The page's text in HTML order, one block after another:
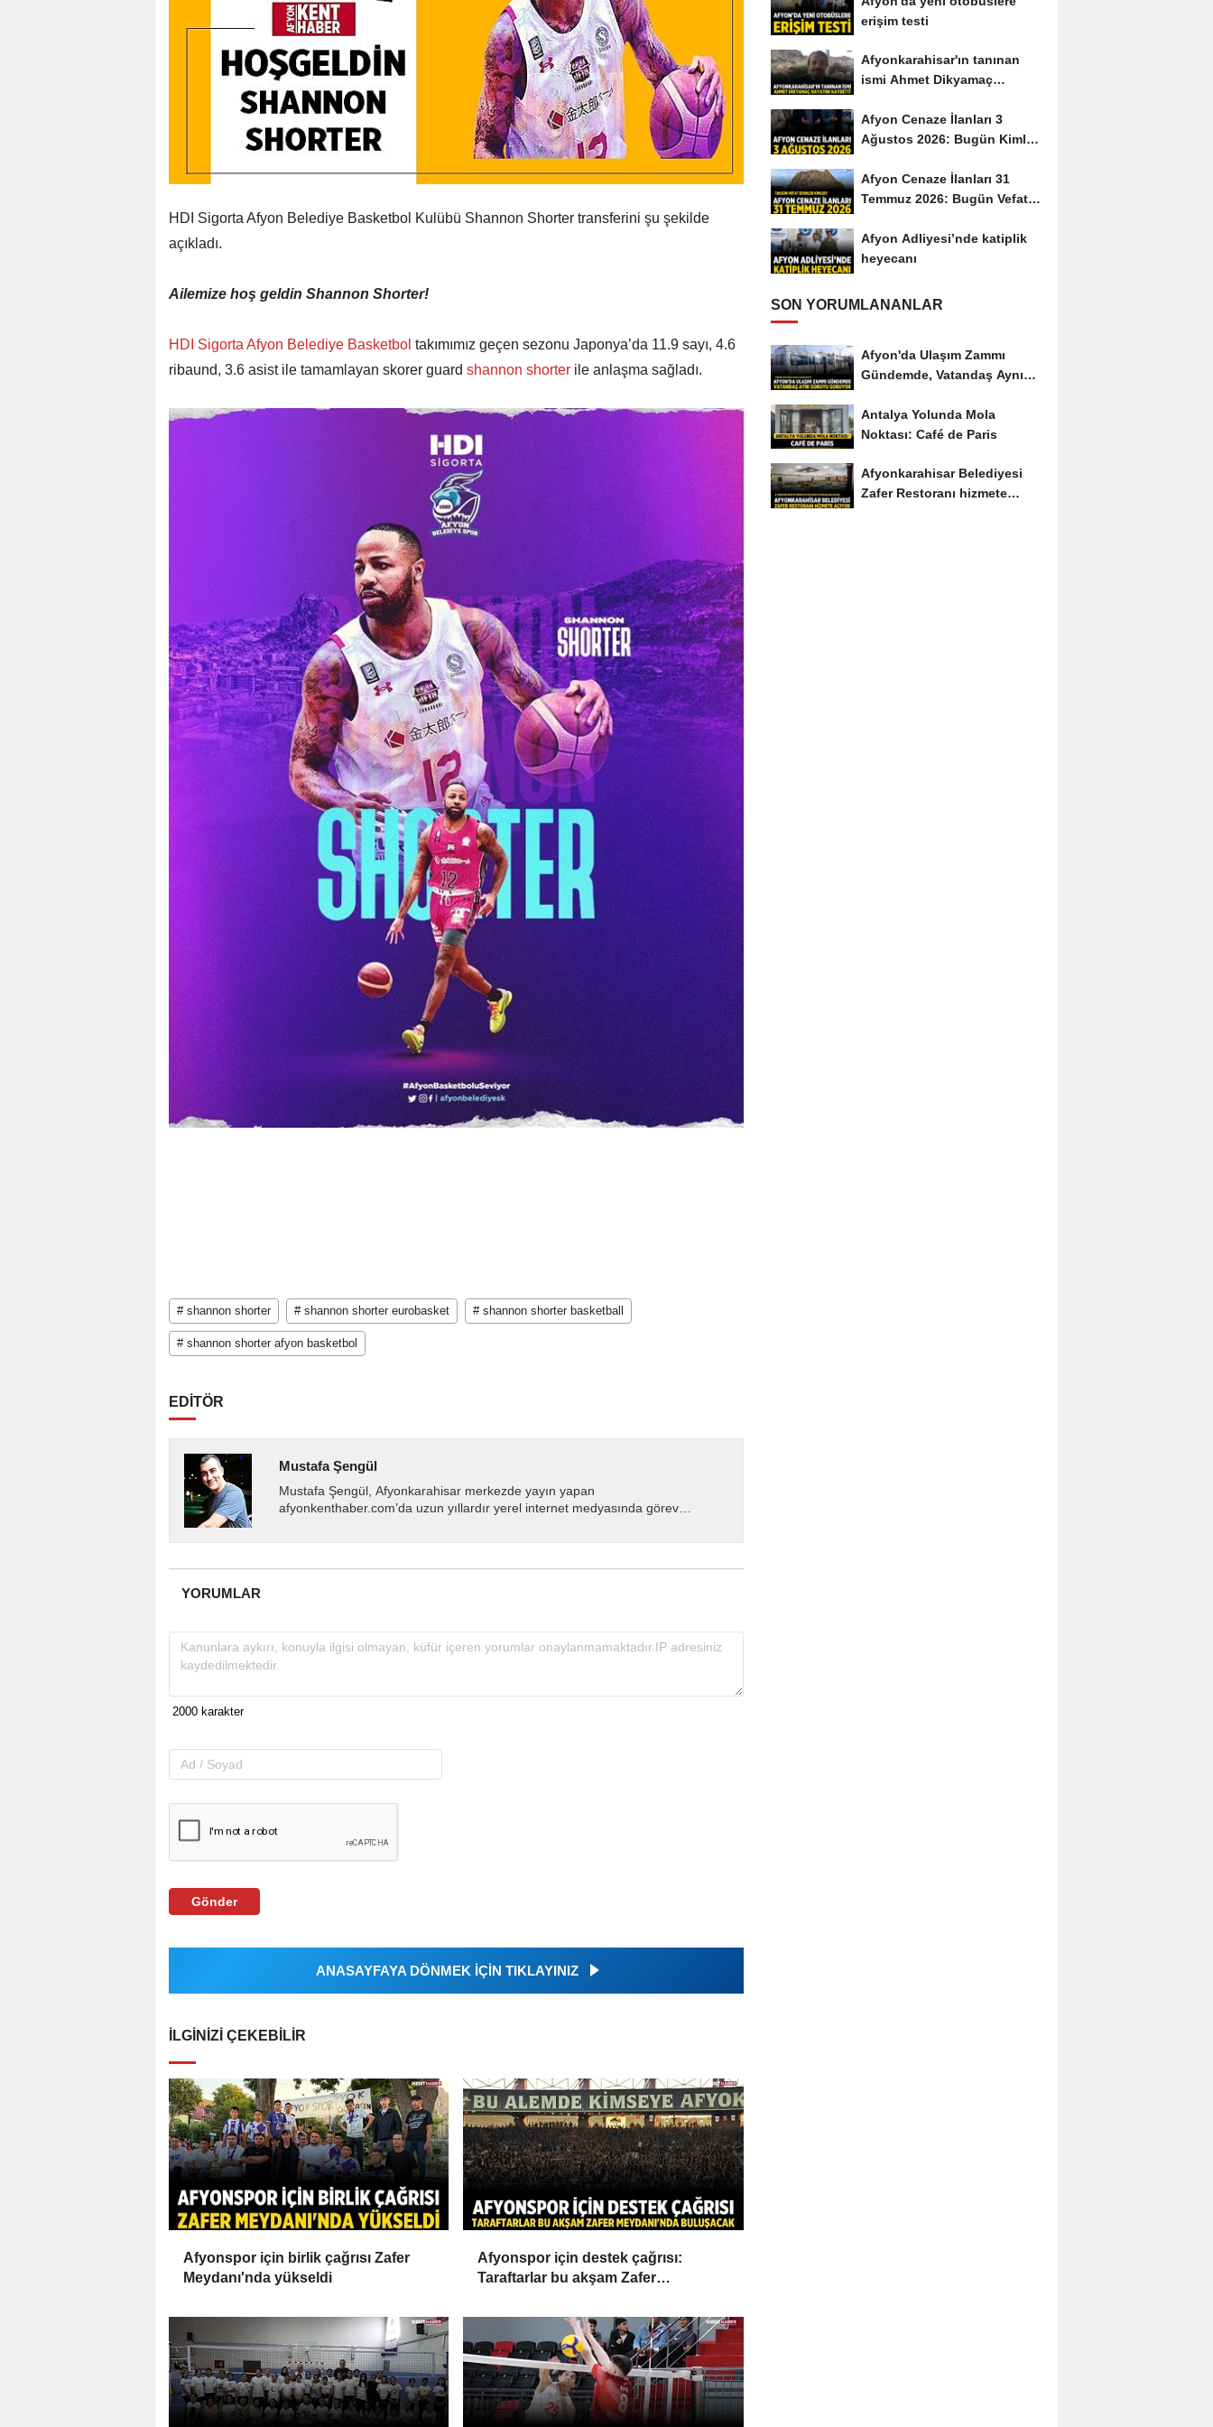
HDI Sigorta Afyon Belediye Basketbol Kulübü Shannon Shorter transferini şu şekilde
açıkladı.
Ailemize hoş geldin Shannon Shorter!
HDI Sigorta Afyon Belediye Basketbol takımımız geçen sezonu Japonya’da 11.9 sayı, 4.6
ribaund, 3.6 asist ile tamamlayan skorer guard shannon shorter ile anlaşma sağladı.
# shannon shorter # shannon shorter eurobasket # shannon shorter basketball
# shannon shorter afyon basketbol
EDİTÖR
Mustafa Şengül
Mustafa Şengül, Afyonkarahisar merkezde yayın yapan
afyonkenthaber.com’da uzun yıllardır yerel internet medyasında görev
YORUMLAR
Gönder
ANASAYFAYA DÖNMEK İÇİN TIKLAYINIZ
İLGINIZI ÇEKEBILIR
Afyonspor için birlik çağrısı Zafer
Meydanı'nda yükseldi
Afyonspor için destek çağrısı:
Taraftarlar bu akşam Zafer
erişim testi
Afyonkarahisar'ın tanınan
ismi Ahmet Dikyamaç
Afyon Cenaze İlanları 3
Ağustos 2026: Bugün Kimler
Afyon Cenaze İlanları 31
Temmuz 2026: Bugün Vefat
Afyon Adliyesi’nde katiplik
heyecanı
SON YORUMLANANLAR
Afyon'da Ulaşım Zammı
Gündemde, Vatandaş Aynı
Antalya Yolunda Mola
Noktası: Café de Paris
Afyonkarahisar Belediyesi
Zafer Restoranı hizmete